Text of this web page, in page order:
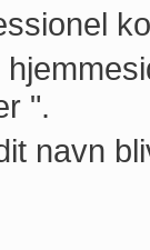
".
navn